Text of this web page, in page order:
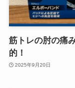
筋トレの肘の痛
的！
2025年9月20日